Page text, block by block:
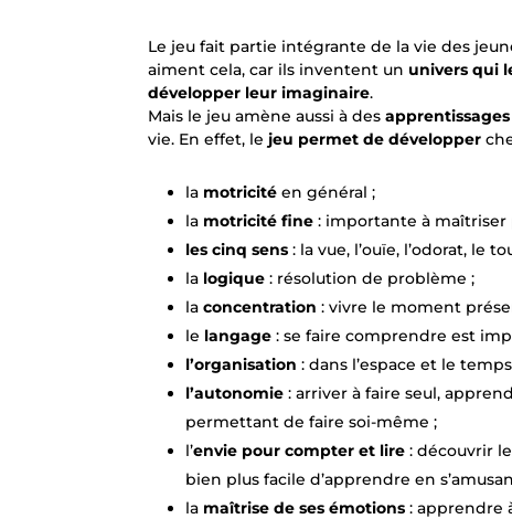
Le jeu fait partie intégrante de la vie des
aiment cela, car ils inventent un univers qui
développer leur imaginaire.
Mais le jeu amène aussi à des
vie. En effet, le jeu permet de développer
la motricité en général ;
la motricité fine : importante à maîtriser
les cinq sens : la vue, l’ouïe, l’odorat, le
la logique : résolution de problème ;
laconcentration : vivre le moment
le langage : se faire comprendre est
l’organisation : dans l’espace et le
l’autonomie : arriver à faire seul,
permettant de faire soi-même ;
l’envie pour compter et lire : découvrir
bien plus facile d’apprendre en
la maîtrise de ses émotions : apprendre